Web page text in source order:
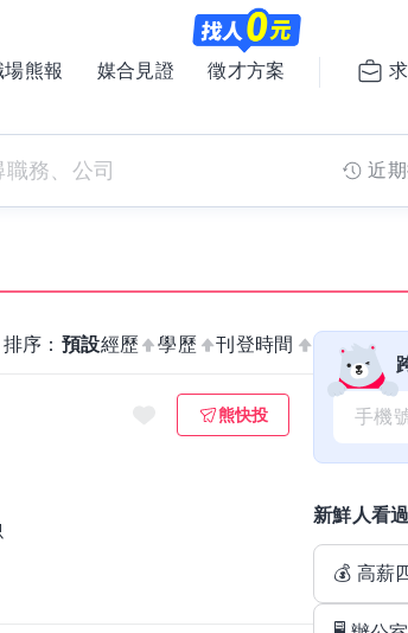
場熊報 媒合見證 徵才方案
近
排序： 預設經歷 學歷 刊登時間
熊快投
新鮮人看
💰 高薪